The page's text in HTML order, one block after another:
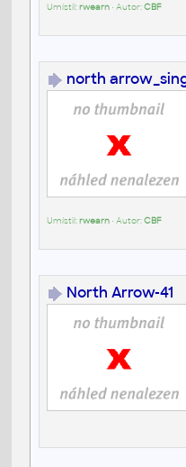
Umístil:rwearn• Autor:CBF
north
Umístil:rwearn• Autor:CBF
North Arrow-41